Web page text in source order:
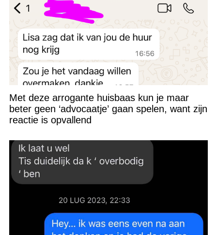
Met deze arrogante huisbaas kun je maar
beter geen ‘advocaatje’ gaan spelen, want zijn
reactie is opvallend